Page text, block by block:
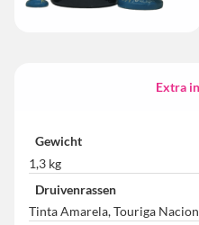
Extra
Gewicht
1,3 kg
Druivenrassen
Tinta Amarela, Touriga